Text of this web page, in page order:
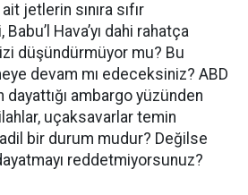
jetlerin sınıra sıfır
Hava’yı dahi rahatça
düşündürmüyor mu? Bu
devam mı edeceksiniz? ABD
ambargo yüzünden
uçaksavarlar temin
bir durum mudur? Değilse
reddetmiyorsunuz?